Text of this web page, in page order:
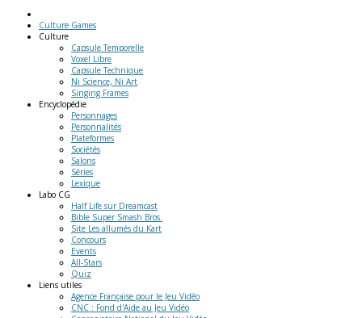
Culture Games
Culture
Capsule Temporelle
Voxel Libre
Capsule Technique
Ni Science, Ni Art
Singing Frames
Encyclopédie
Personnages
Personnalités
Plateformes
Sociétés
Salons
Séries
Lexique
Labo CG
Half Life sur Dreamcast
Bible Super Smash Bros.
Site Les allumés du Kart
Concours
Events
All-Stars
Quiz
Liens utiles
Agence Française pour le Jeu Vidéo
CNC : Fond d'Aide au Jeu Vidéo